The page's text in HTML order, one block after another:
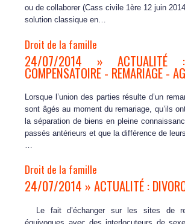
ou de collaborer (Cass civile 1ère 12 juin
solution classique en…
Droit de la famille
24/07/2014 » ACTUALITÉ :
COMPENSATOIRE - REMARIAGE -
Lorsque l’union des parties résulte d’un
sont âgés au moment du remariage, qu’ils
la séparation de biens en pleine
passés antérieurs et que la différence de
Droit de la famille
24/07/2014 » ACTUALITÉ :
Le fait d’échanger sur les sites de